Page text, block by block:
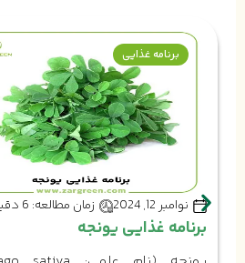
برنامه غذایی
نوامبر 12, 2024 زمان مطالعه: 6 دقیقه
برنامه غذایی یونجه